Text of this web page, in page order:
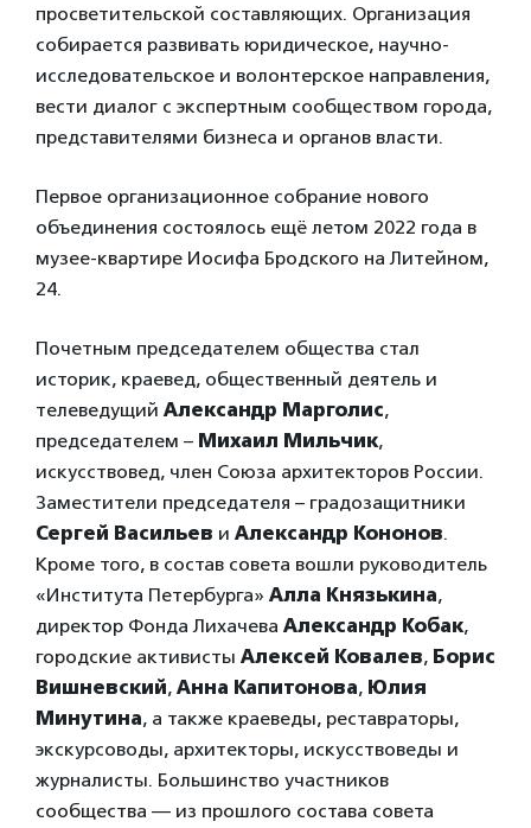
просветительской составляющих. Организация
собирается развивать юридическое, научно-
исследовательское и волонтерское направления,
вести диалог с экспертным сообществом города,
представителями бизнеса и органов власти.
Первое организационное собрание нового
объединения состоялось ещё летом 2022 года в
музее-квартире Иосифа Бродского на Литейном,
24.
Почетным председателем общества стал
историк, краевед, общественный деятель и
телеведущий Александр Марголис,
председателем – Михаил Мильчик,
искусствовед, член Союза архитекторов России.
Заместители председателя – градозащитники
Сергей Васильев и Александр Кононов.
Кроме того, в состав совета вошли руководитель
«Института Петербурга» Алла Князькина,
директор Фонда Лихачева Александр Кобак,
городские активисты Алексей Ковалев, Борис
Вишневский, Анна Капитонова, Юлия
Минутина, а также краеведы, реставраторы,
экскурсоводы, архитекторы, искусствоведы и
журналисты. Большинство участников
сообщества — из прошлого состава совета